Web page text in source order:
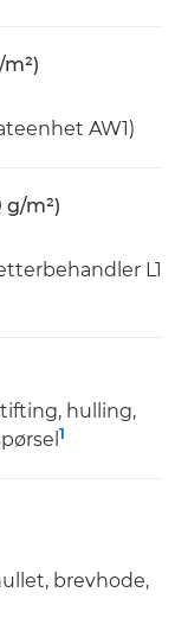
AW1)
m²)
L1
hulling,
1
brevhode,